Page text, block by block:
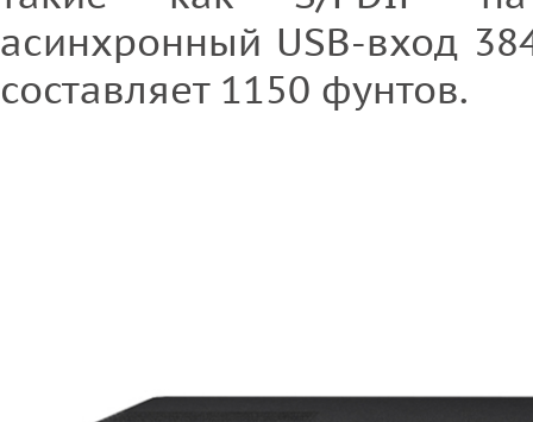
асинхронный USB-вход
составляет 1150 фунтов.